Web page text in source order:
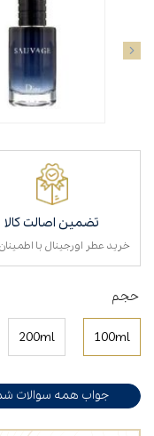
تضمین اصالت کالا
خرید عطر اورجینال با
حجم
100ml
200ml
جواب همه سوالات